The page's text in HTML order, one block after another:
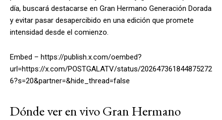
día, buscará destacarse en Gran Hermano Generación Dorada
y evitar pasar desapercibido en una edición que promete
intensidad desde el comienzo.
Embed – https://publish.x.com/oembed?
url=https://x.com/POSTGALATV/status/202647361844875272
6?s=20&partner=&hide_thread=false
Dónde ver en vivo Gran Hermano